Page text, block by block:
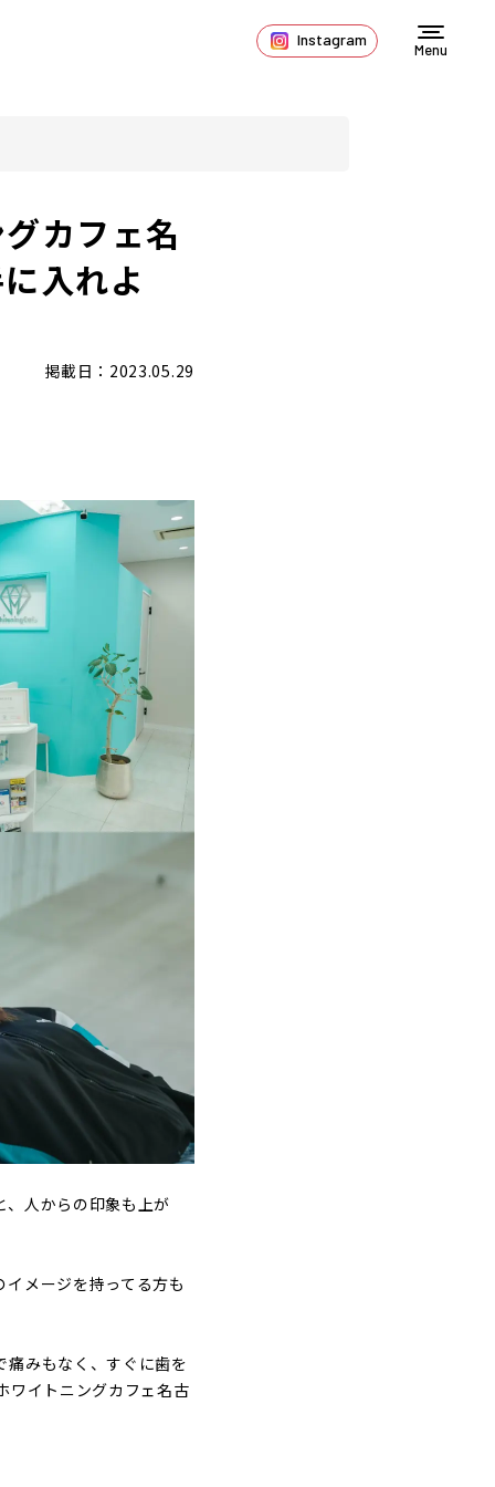
Instagram
Menu
カフェ名
入れよ
掲載日：2023.05.29
人からの印象も上が
メージを持ってる方も
みもなく、すぐに歯を
ワイトニングカフェ名古